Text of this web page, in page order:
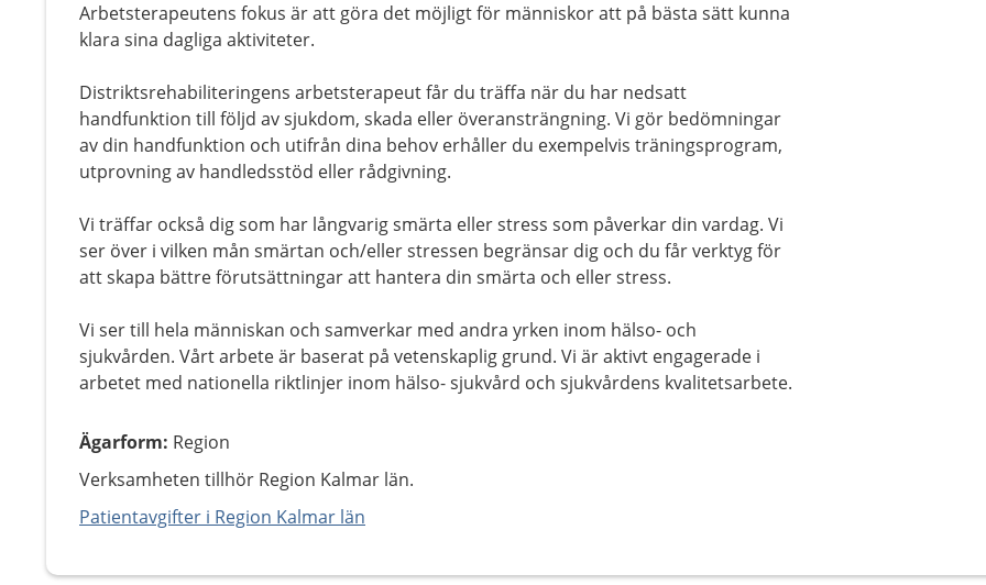
Arbetsterapeutens fokus är att göra det möjligt för människor att på bästa sätt kunna
klara sina dagliga aktiviteter.
Distriktsrehabiliteringens arbetsterapeut får du träffa när du har nedsatt
handfunktion till följd av sjukdom, skada eller överansträngning. Vi gör bedömningar
av din handfunktion och utifrån dina behov erhåller du exempelvis träningsprogram,
utprovning av handledsstöd eller rådgivning.
Vi träffar också dig som har långvarig smärta eller stress som påverkar din vardag. Vi
ser över i vilken mån smärtan och/eller stressen begränsar dig och du får verktyg för
att skapa bättre förutsättningar att hantera din smärta och eller stress.
Vi ser till hela människan och samverkar med andra yrken inom hälso- och
sjukvården. Vårt arbete är baserat på vetenskaplig grund. Vi är aktivt engagerade i
arbetet med nationella riktlinjer inom hälso- sjukvård och sjukvårdens kvalitetsarbete.
Ägarform: Region
Verksamheten tillhör Region Kalmar län.
Patientavgifter i Region Kalmar län